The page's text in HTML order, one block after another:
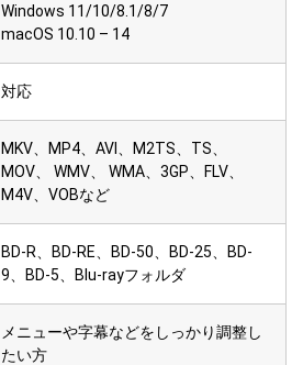
Windows 11/10/8.1/8/7
macOS 10.10 – 14
対応
MKV、MP4、AVI、M2TS、TS、
MOV、 WMV、 WMA、3GP、FLV、
M4V、VOBなど
BD-R、BD-RE、BD-50、BD-25、BD-
9、BD-5、Blu-rayフォルダ
メニューや字幕などをしっかり調整し
たい方